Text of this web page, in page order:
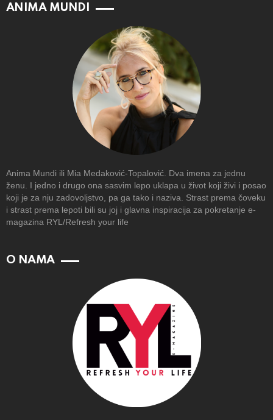
ANIMA MUNDI
Anima Mundi ili Mia Medaković-Topalović. Dva imena za jednu
ženu. I jedno i drugo ona sasvim lepo uklapa u život koji živi i posao
koji je za nju zadovoljstvo, pa ga tako i naziva. Strast prema čoveku
i strast prema lepoti bili su joj i glavna inspiracija za pokretanje e-
magazina RYL/Refresh your life
O NAMA